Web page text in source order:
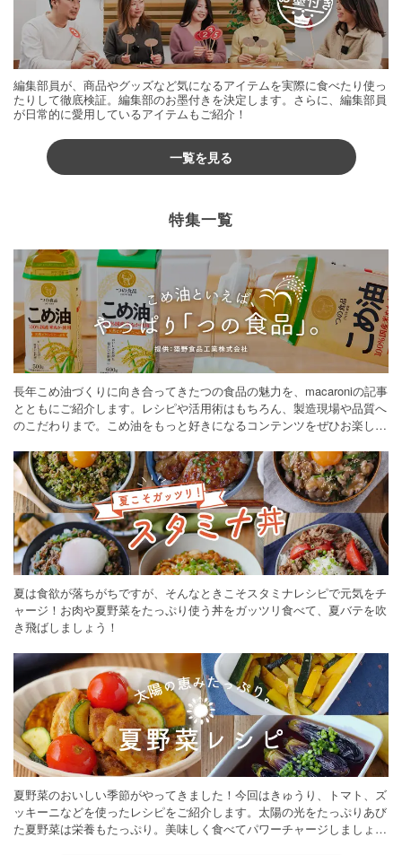
編集部員が、商品やグッズなど気になるアイテムを実際に食べたり使っ
たりして徹底検証。編集部のお墨付きを決定します。さらに、編集部員
が日常的に愛用しているアイテムもご紹介！
一覧を見る
特集一覧
長年こめ油づくりに向き合ってきたつの食品の魅力を、macaroniの記事
とともにご紹介します。レシピや活用術はもちろん、製造現場や品質へ
のこだわりまで。こめ油をもっと好きになるコンテンツをぜひお楽しみ
夏は食欲が落ちがちですが、そんなときこそスタミナレシピで元気をチ
ャージ！お肉や夏野菜をたっぷり使う丼をガッツリ食べて、夏バテを吹
き飛ばしましょう！
夏野菜のおいしい季節がやってきました！今回はきゅうり、トマト、ズ
ッキーニなどを使ったレシピをご紹介します。太陽の光をたっぷりあび
た夏野菜は栄養もたっぷり。美味しく食べてパワーチャージしましょう